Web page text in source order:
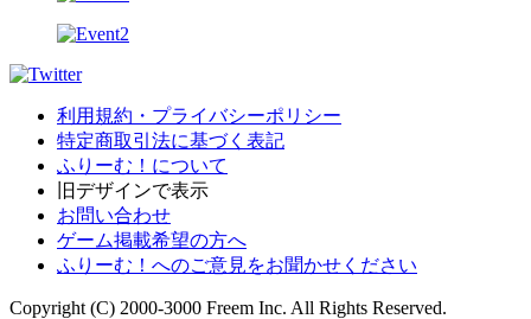
利用規約・プライバシーポリシー
特定商取引法に基づく表記
ふりーむ！について
旧デザインで表示
お問い合わせ
ゲーム掲載希望の方へ
ふりーむ！へのご意見をお聞かせください
Copyright (C) 2000-3000 Freem Inc. All Rights Reserved.